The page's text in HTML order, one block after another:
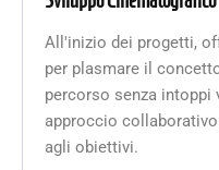
All'inizio dei progetti,
per plasmare il
percorso senza intoppi
approccio
agli obiettivi.